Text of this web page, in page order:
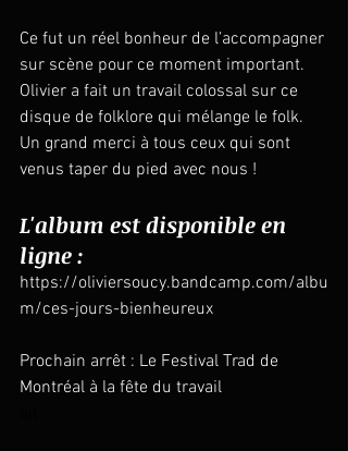
Ce fut un réel bonheur de l’accompagner
sur scène pour ce moment important.
Olivier a fait un travail colossal sur ce
disque de folklore qui mélange le folk.
Un grand merci à tous ceux qui sont
venus taper du pied avec nous !
L'album est disponible en
ligne :
https://oliviersoucy.bandcamp.com/albu
m/ces-jours-bienheureux
Prochain arrêt : Le Festival Trad de
Montréal à la fête du travail